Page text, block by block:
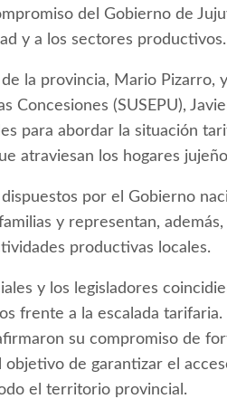
del Gobierno de
y a los sectores productivos.
la provincia, Mario
Concesiones (SUSEPU),
para abordar la situación
atraviesan los hogares
por el Gobierno
y representan,
productivas locales.
y los legisladores
frente a la escalada
su compromiso de
objetivo de garantizar el
el territorio provincial.